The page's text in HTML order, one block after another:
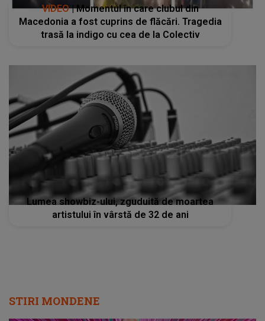
Lumea showbiz-ului, zguduită de moartea
artistului în vârstă de 32 de ani
STIRI MONDENE